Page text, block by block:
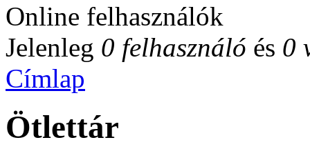
Online felhasználók
Jelenleg 0 felhasználó és 0
Címlap
Ötlettár